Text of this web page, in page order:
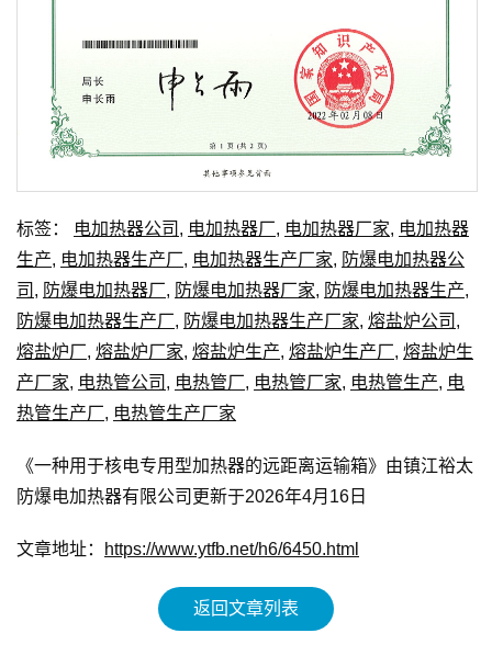
标签： 电加热器公司 , 电加热器厂, 电加热器厂家, 电加热器
生产, 电加热器生产厂, 电加热器生产厂家, 防爆电加热器公
司 , 防爆电加热器厂, 防爆电加热器厂家, 防爆电加热器生产,
防爆电加热器生产厂, 防爆电加热器生产厂家, 熔盐炉公司 ,
熔盐炉厂, 熔盐炉厂家, 熔盐炉生产, 熔盐炉生产厂, 熔盐炉生
产厂家, 电热管公司 , 电热管厂, 电热管厂家, 电热管生产, 电
热管生产厂, 电热管生产厂家
《一种用于核电专用型加热器的远距离运输箱》由镇江裕太
防爆电加热器有限公司更新于2026年4月16日
文章地址： https://www.ytfb.net/h6/6450.html
返回文章列表